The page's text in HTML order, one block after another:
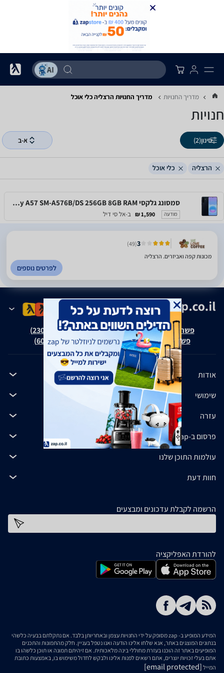
מדריך החנויות מדריך החנויות ‏הרצליה ‏כלי אוכל
חנויות
סינון(2) א-ב
הרצליה כלי אוכל
סמסונג גלקסי Samsung Galaxy A57 SM-A576B/DS 256GB 8GB RAM
מודעה 1,590 ₪ ב-אל סי דיל
3
(49)
מכונות קפה ואביזרים. הרצליה
לפרטים נוספים
פשרה בת"צ אבנצ'יק נ' זאפ גרופ (ת"צ 23008-08-20)
פשרה בת"צ כהנים נ' זאפ גרופ (ת"צ 60371-12-19)
אודות
שימושי
עזרה
פרסום ב-zap
עולמות התוכן שלנו
חוות דעת
הרשמה לקבלת עדכונים ומבצעים
להורדת האפליקציה
המידע המופיע ב- zap מסופק על ידי החנויות עצמן ובאחריותן בלבד. אם נתקלתם בבעיה כלשהי
בנתונים המוצגים באתר, אנא שלחו אלינו הודעה ואנו נטפל בעניין. חלק מהתמונות והתכנים
המופיעים באתר זה הוכנו בעזרת מחוללי בינה מלאכותית. אם זיהיתם תמונה או תוכן כלשהו בו
אתם בעלי זכויות יוצרים, אתם רשאים לפנות אלינו ולבקש לחדול משימוש בו, באמצעות כתובת
המייל [email protected]